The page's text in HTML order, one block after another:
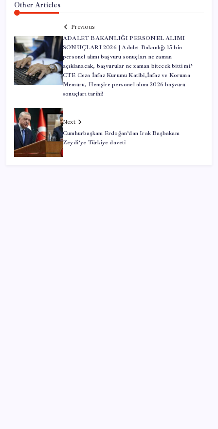
Other Articles
Previous
ADALET BAKANLIĞI PERSONEL ALIMI
SONUÇLARI 2026 | Adalet Bakanlığı 15 bin
personel alımı başvuru sonuçları ne zaman
açıklanacak, başvurular ne zaman bitecek bitti mi?
CTE Ceza İnfaz Kurumu Katibi,İnfaz ve Koruma
Memuru, Hemşire personel alımı 2026 başvuru
sonuçları tarihi!
Next
Cumhurbaşkanı Erdoğan’dan Irak Başbakanı
Zeydi’ye Türkiye daveti